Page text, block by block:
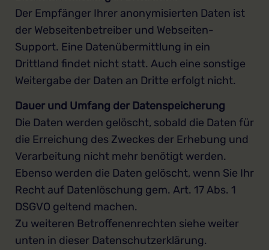
Der Empfänger Ihrer anonymisierten Daten ist
der Webseitenbetreiber und Webseiten-
Support. Eine Datenübermittlung in ein
Drittland findet nicht statt. Auch eine sonstige
Weitergabe der Daten an Dritte erfolgt nicht.
Dauer und Umfang der Datenspeicherung
Die Daten werden gelöscht, sobald die Daten für
die Erreichung des Zweckes der Erhebung und
Verarbeitung nicht mehr benötigt werden.
Ebenso werden die Daten gelöscht, wenn Sie Ihr
Recht auf Datenlöschung gem. Art. 17 Abs. 1
DSGVO geltend machen.
Zu weiteren Betroffenenrechten siehe weiter
unten in dieser Datenschutzerklärung.